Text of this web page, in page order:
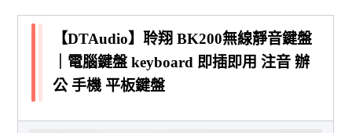
【DTAudio】聆翔 BK200無線靜音鍵盤
｜電腦鍵盤 keyboard 即插即用 注音 辦
公 手機 平板鍵盤